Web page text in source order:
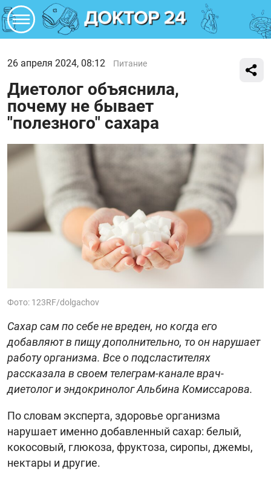
26 апреля 2024, 08:12 Питание
Диетолог объяснила,
почему не бывает
"полезного" сахара
Фото: 123RF/dolgachov
Сахар сам по себе не вреден, но когда его
добавляют в пищу дополнительно, то он нарушает
работу организма. Все о подсластителях
рассказала в своем телеграм-канале врач-
диетолог и эндокринолог Альбина Комиссарова.
По словам эксперта, здоровье организма
нарушает именно добавленный сахар: белый,
кокосовый, глюкоза, фруктоза, сиропы, джемы,
нектары и другие.